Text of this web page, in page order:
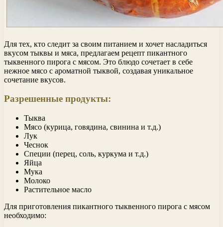
Для тех, кто следит за своим питанием и хочет насладиться
вкусом тыквы и мяса, предлагаем рецепт пикантного
тыквенного пирога с мясом. Это блюдо сочетает в себе
нежное мясо с ароматной тыквой, создавая уникальное
сочетание вкусов.
Разрешенные продукты:
Тыква
Мясо (курица, говядина, свинина и т.д.)
Лук
Чеснок
Специи (перец, соль, куркума и т.д.)
Яйца
Мука
Молоко
Растительное масло
Для приготовления пикантного тыквенного пирога с мясом
необходимо: